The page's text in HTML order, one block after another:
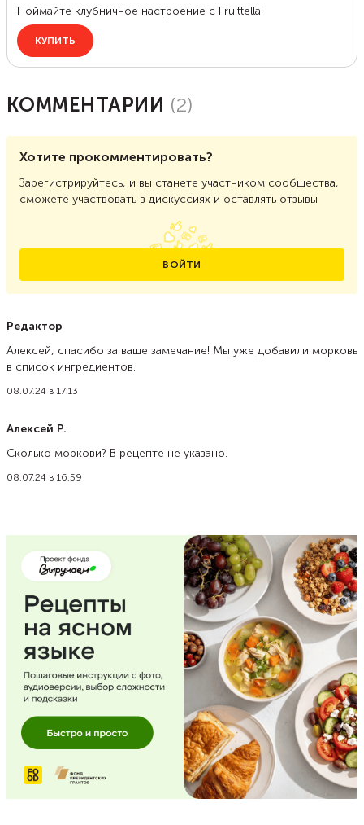
КОММЕНТАРИИ (2)
Хотите прокомментировать?
Зарегистрируйтесь, и вы станете участником сообщества,
сможете участвовать в дискуссиях и оставлять отзывы
ВОЙТИ
Редактор
Алексей, спасибо за ваше замечание! Мы уже добавили морковь
в список ингредиентов.
08.07.24 в 17:13
Алексей Р.
Сколько моркови? В рецепте не указано.
08.07.24 в 16:59